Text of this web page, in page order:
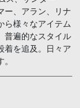
ー、アラン、リナ
ら様々なアイテム
普遍的なスタイル
着を追及。日々ア